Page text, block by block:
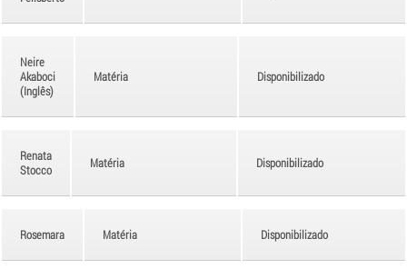
Neire
Akaboci
(Inglês)
Matéria Disponibilizado
Renata
Stocco
Matéria Disponibilizado
Rosemara Matéria Disponibilizado